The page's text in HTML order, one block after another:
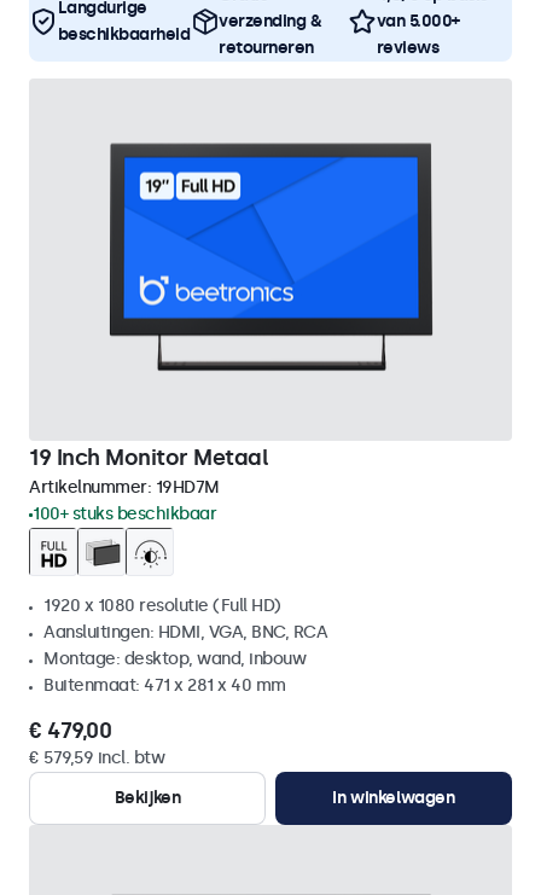
Langdurige
beschikbaarheid
verzending &
retourneren
van 5.000+
reviews
19 Inch Monitor Metaal
Artikelnummer: 19HD7M
100+ stuks beschikbaar
1920 x 1080 resolutie (Full HD)
Aansluitingen: HDMI, VGA, BNC, RCA
Montage: desktop, wand, inbouw
Buitenmaat: 471 x 281 x 40 mm
€ 479,00
€ 579,59 incl. btw
Bekijken
In winkelwagen